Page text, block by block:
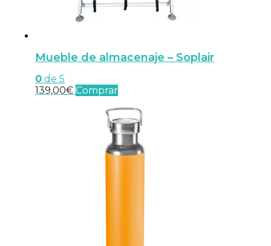
Mueble de almacenaje – Soplair
0 de 5
139,00€ Comprar